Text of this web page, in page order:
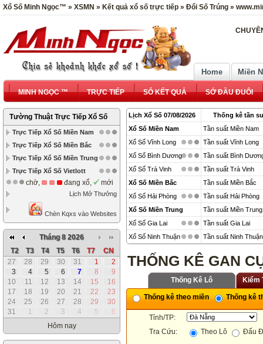
Xổ Số Minh Ngọc™ » XSMN » Kết quả xổ số trực tiếp » Đổi Số Trúng »
Home Miền
MINH NGỌC ™ TRỰC TIẾP SỔ KẾT QUẢ SỚ ĐẦU ĐUÔI
Tường Thuật Trực Tiếp Xổ Số
Trực Tiếp Xổ Số Miền Nam
Trực Tiếp Xổ Số Miền Bắc
Trực Tiếp Xổ Số Miền Trung
Trực Tiếp Xổ Số Vietlott
chờ, đang xổ, mới
Lịch Mở Thưởng
Chèn Kqxs vào Websites
Tháng 8 2026
T2
T3 T4 T5 T6 T7
CN
27
28 29 30 31 1
2
3
4 5 6 7 8
9
10
11 12 13 14 15
16
17
18 19 20 21 22
23
24
25 26 27 28 29
30
31
1 2 3 4 5
6
Hôm nay
Lịch Xổ Số 07/08/2026
Thống kê tần
Xổ Số Miền Nam
Tần suất Miền Nam
Xổ Số Vĩnh Long
Tần suất Vĩnh Long
Xổ Số Bình Dương
Tần suất Bình
Xổ Số Trà Vinh
Tần suất Trà Vinh
Xổ Số Miền Bắc
Tần suất Miền Bắc
Xổ Số Hải Phòng
Tần suất Hải Phòng
Xổ Số Miền Trung
Tần suất Miền Trung
Xổ Số Gia Lai
Tần suất Gia Lai
Xổ Số Ninh Thuận
Tần suất Ninh Thuận
THỐNG KÊ GAN
Thống Kê Lô Kiểm
Thống kê theo miền Thống kê
Tỉnh/TP:
Tra Cứu:
Theo Lô Đấu